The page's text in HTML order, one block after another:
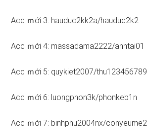
Acc ｍới 3: hauduc2kk2a/hauduc2k2
Acc ｍới 4: massadama2222/anhtai01
Acc ｍới 5: quykiet2007/thu123456789
Acc ｍới 6: luongphon3k/phonkeb1n
Acc ｍới 7: binhphu2004nx/conyeume2